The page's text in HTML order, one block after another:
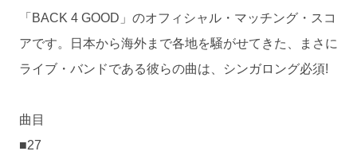
「BACK 4 GOOD」のオフィシャル・マッチング・スコ
アです。日本から海外まで各地を騒がせてきた、まさに
ライブ・バンドである彼らの曲は、シンガロング必須!
曲目
■27